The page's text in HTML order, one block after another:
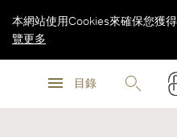
目錄
本網站使用Cookies來確保您獲
覽更多